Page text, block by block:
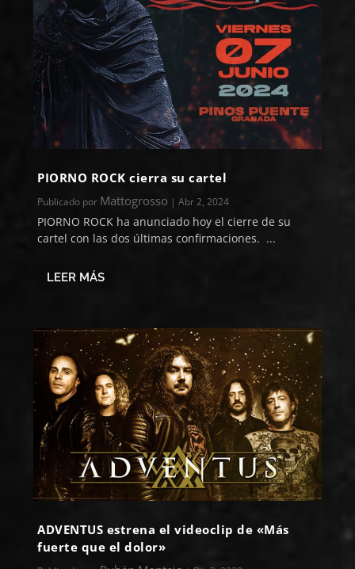
PIORNO ROCK cierra su cartel
Publicado por Mattogrosso |Abr 2, 2024
PIORNO ROCK ha anunciado hoy el cierre de su
cartel con las dos últimas confirmaciones. ...
LEER MÁS
ADVENTUS estrena el videoclip de «Más
fuerte que el dolor»